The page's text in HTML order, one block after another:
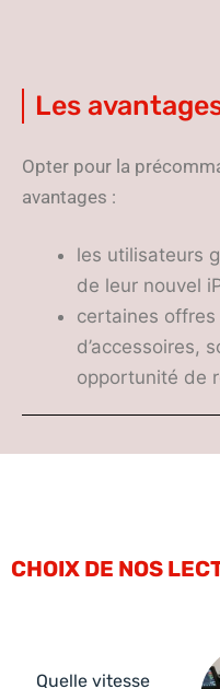
Les
Opter pour la
avantages :
les utilisateurs
de leur nouvel
certaines
d’accessoires,
opportunité de
CHOIX DE NOS
Quelle vitesse